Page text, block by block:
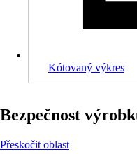
Kótovaný výkres
Bezpečnost
Přeskočit oblast